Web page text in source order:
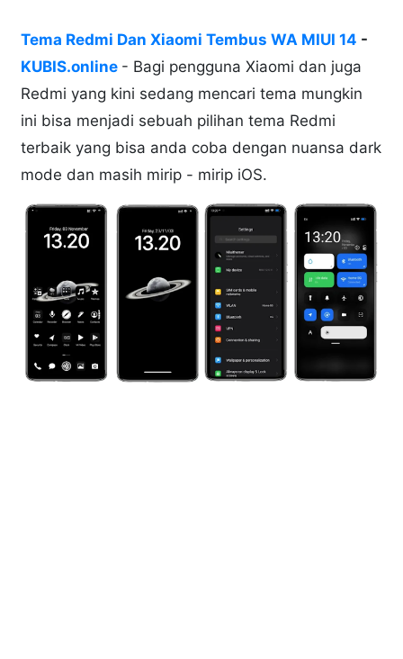
Tema Redmi Dan Xiaomi Tembus WA MIUI 14 -
KUBIS.online - Bagi pengguna Xiaomi dan juga
Redmi yang kini sedang mencari tema mungkin
ini bisa menjadi sebuah pilihan tema Redmi
terbaik yang bisa anda coba dengan nuansa dark
mode dan masih mirip - mirip iOS.